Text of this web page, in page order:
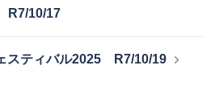
R7/10/17
スティバル2025 R7/10/19